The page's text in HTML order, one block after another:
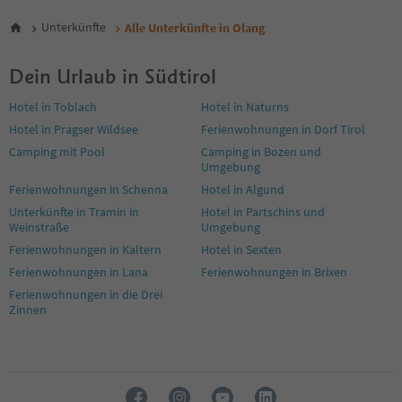
Unterkünfte Alle Unterkünfte in Olang
Dein Urlaub in Südtirol
Hotel in Toblach
Hotel in Naturns
Hotel in Pragser Wildsee
Ferienwohnungen in Dorf Tirol
Camping mit Pool
Camping in Bozen und
Umgebung
Ferienwohnungen in Schenna
Hotel in Algund
Unterkünfte in Tramin in
Weinstraße
Hotel in Partschins und
Umgebung
Ferienwohnungen in Kaltern
Hotel in Sexten
Ferienwohnungen in Lana
Ferienwohnungen in Brixen
Ferienwohnungen in die Drei
Zinnen